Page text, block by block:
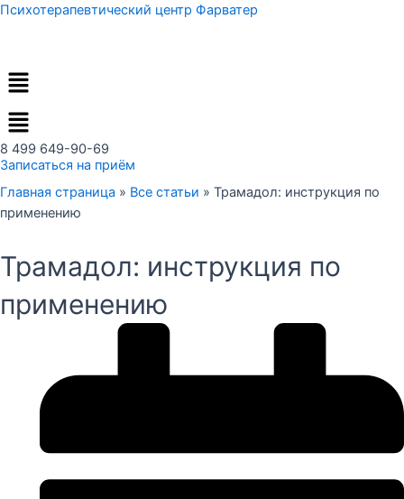
Перейти
Психотерапевтический центр Фарватер
Меню
8 499 649-90-69
Записаться на приём
Главная страница » Все статьи » Трамадол: инструкция по
применению
Трамадол: инструкция по
применению